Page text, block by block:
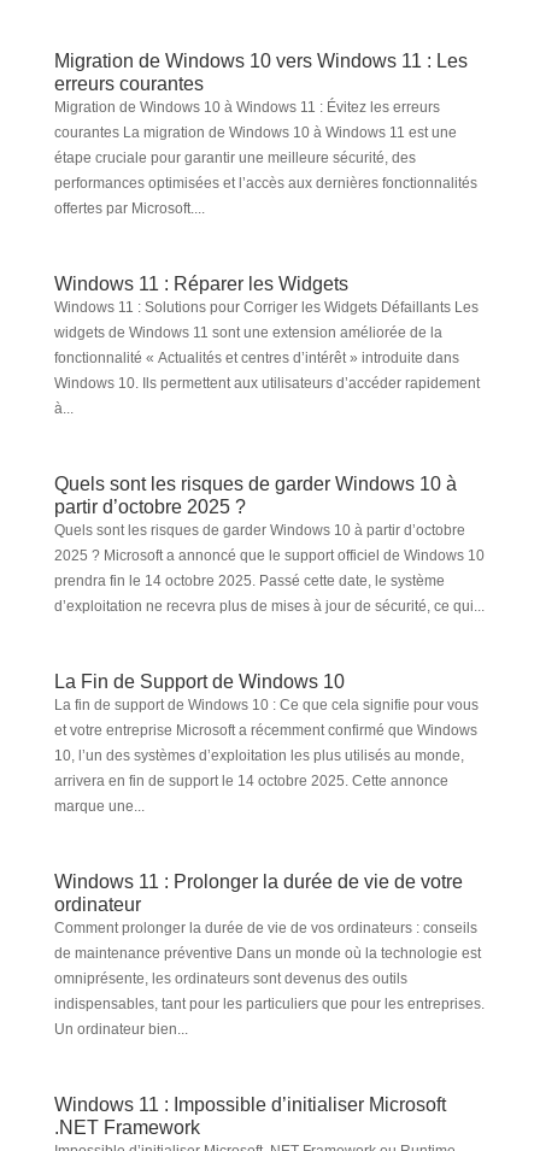
Migration de Windows 10 vers Windows 11 : Les
erreurs courantes
Migration de Windows 10 à Windows 11 : Évitez les erreurs
courantes La migration de Windows 10 à Windows 11 est une
étape cruciale pour garantir une meilleure sécurité, des
performances optimisées et l’accès aux dernières fonctionnalités
offertes par Microsoft....
Windows 11 : Réparer les Widgets
Windows 11 : Solutions pour Corriger les Widgets Défaillants Les
widgets de Windows 11 sont une extension améliorée de la
fonctionnalité « Actualités et centres d’intérêt » introduite dans
Windows 10. Ils permettent aux utilisateurs d’accéder rapidement
à...
Quels sont les risques de garder Windows 10 à
partir d’octobre 2025 ?
Quels sont les risques de garder Windows 10 à partir d’octobre
2025 ? Microsoft a annoncé que le support officiel de Windows 10
prendra fin le 14 octobre 2025. Passé cette date, le système
d’exploitation ne recevra plus de mises à jour de sécurité, ce qui...
La Fin de Support de Windows 10
La fin de support de Windows 10 : Ce que cela signifie pour vous
et votre entreprise Microsoft a récemment confirmé que Windows
10, l’un des systèmes d’exploitation les plus utilisés au monde,
arrivera en fin de support le 14 octobre 2025. Cette annonce
marque une...
Windows 11 : Prolonger la durée de vie de votre
ordinateur
Comment prolonger la durée de vie de vos ordinateurs : conseils
de maintenance préventive Dans un monde où la technologie est
omniprésente, les ordinateurs sont devenus des outils
indispensables, tant pour les particuliers que pour les entreprises.
Un ordinateur bien...
Windows 11 : Impossible d’initialiser Microsoft
.NET Framework